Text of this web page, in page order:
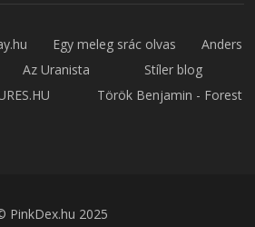
Egy meleg srác olvas
Anders
Az Uranista
Stíler blog
Török Benjamin - Forest
PinkDex.hu 2025